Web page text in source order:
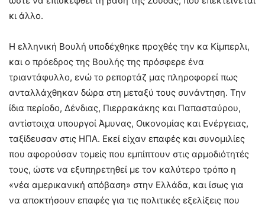
κι άλλο.
Η ελληνική Βουλή υποδέχθηκε προχθές την κα Κίμπερλι,
και ο πρόεδρος της Βουλής της πρόσφερε ένα
τριαντάφυλλο, ενώ το ρεπορτάζ μας πληροφορεί πως
ανταλλάχθηκαν δώρα στη μεταξύ τους συνάντηση. Την
ίδια περίοδο, Δένδιας, Πιερρακάκης και Παπασταύρου,
αντίστοιχα υπουργοί Άμυνας, Οικονομίας και Ενέργειας,
ταξίδευσαν στις ΗΠΑ. Εκεί είχαν επαφές και συνομιλίες
που αφορούσαν τομείς που εμπίπτουν στις αρμοδιότητές
τους, ώστε να εξυπηρετηθεί με τον καλύτερο τρόπο η
«νέα αμερικανική απόβαση» στην Ελλάδα, και ίσως για
να αποκτήσουν επαφές για τις πολιτικές εξελίξεις που